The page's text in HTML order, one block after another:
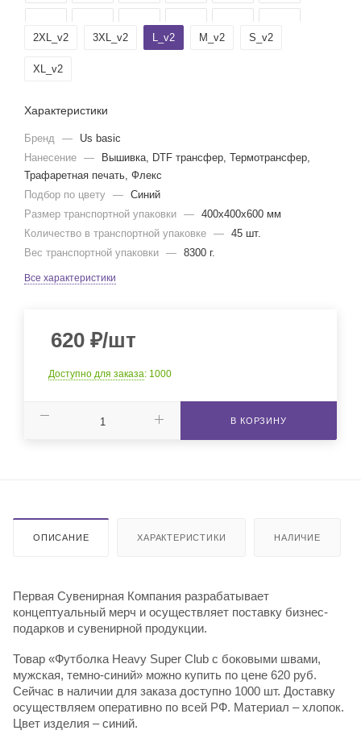
2XL_v2 3XL_v2 L_v2 M_v2 S_v2
XL_v2
Характеристики
Бренд —
Us basic
Нанесение —
Вышивка, DTF трансфер, Термотрансфер,
Трафаретная печать, Флекс
Подбор по цвету — Синий
Размер транспортной упаковки — 400x400x600 мм
Количество в транспортной упаковке — 45 шт.
Вес транспортной упаковки — 8300 г.
Все характеристики
620 ₽/шт
Доступно для заказа: 1000
В КОРЗИНУ
ОПИСАНИЕ ХАРАКТЕРИСТИКИ НАЛИЧИЕ
Первая Сувенирная Компания разрабатывает
концептуальный мерч и осуществляет поставку бизнес-
подарков и сувенирной продукции.
Товар «Футболка Heavy Super Club с боковыми швами,
мужская, темно-синий» можно купить по цене 620 руб.
Сейчас в наличии для заказа доступно 1000 шт. Доставку
осуществляем оперативно по всей РФ. Материал – хлопок.
Цвет изделия – синий.